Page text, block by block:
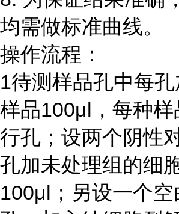
均需做标准曲线。
操作流程：
1待测样品孔中每孔
样品100μl ，每种
行孔；设两个阴性
孔加未处理组的细
100μl ；另设一个